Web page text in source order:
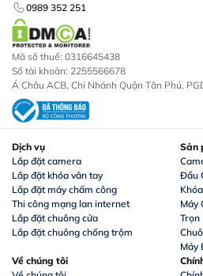
Về chúng tôi
Dịch vụ
Lắp đặt camera
Lắp đặt khóa vân tay
Lắp đặt máy chấm công
Thi công mạng lan internet
Lắp đặt chuông cửa
Lắp đặt chuông chống trộm
Sản
Đầu
Máy
Trọn
Máy
0989 352 251
Mã số thuế: 0316645438
Số tài khoản: 2255566678
Á Châu ACB, Chi Nhánh Quận Tân Phú,